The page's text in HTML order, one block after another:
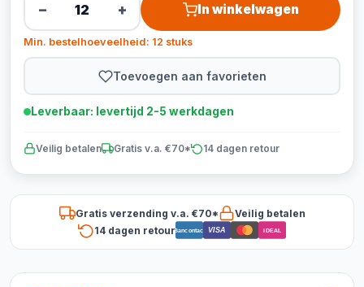
− + In winkelwagen
Min. bestelhoeveelheid: 12 stuks
Toevoegen aan favorieten
Leverbaar: levertijd 2-5 werkdagen
Veilig betalen Gratis v.a. €70* 14 dagen retour
Gratis verzending v.a. €70*
Veilig betalen
14 dagen retourBancontact VISA iDEAL